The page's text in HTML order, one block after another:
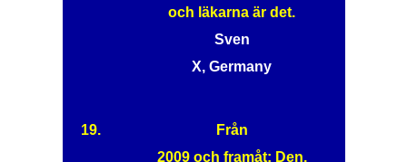
och läkarna är det.
Sven
X, Germany
19.
Från
2009 och framåt: Den,